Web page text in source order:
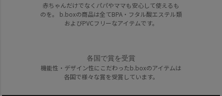
赤ちゃんだけでなくパパやママも安心して使えるも
のを。 b.boxの商品は全てBPA・フタル酸エステル類
およびPVCフリーなアイテムです。
各国で賞を受賞
機能性・デザイン性にこだわったb.boxのアイテムは
各国で様々な賞を受賞しています。